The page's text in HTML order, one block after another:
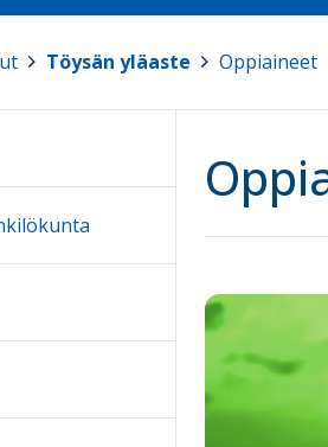
Töysän yläaste Oppiaineet